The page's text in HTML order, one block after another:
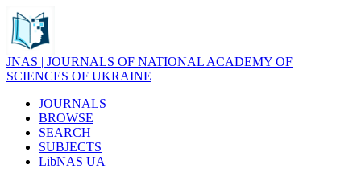
JNAS | JOURNALS OF NATIONAL ACADEMY OF
SCIENCES OF UKRAINE
JOURNALS
BROWSE
SEARCH
SUBJECTS
LibNAS UA